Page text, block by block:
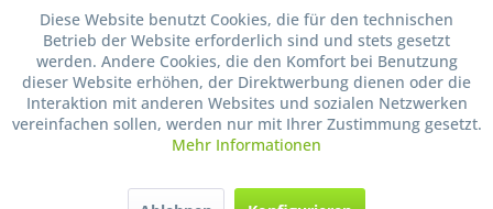
Diese Website benutzt Cookies, die für den technischen
Betrieb der Website erforderlich sind und stets gesetzt
werden. Andere Cookies, die den Komfort bei Benutzung
dieser Website erhöhen, der Direktwerbung dienen oder die
Interaktion mit anderen Websites und sozialen Netzwerken
vereinfachen sollen, werden nur mit Ihrer Zustimmung gesetzt.
Mehr Informationen